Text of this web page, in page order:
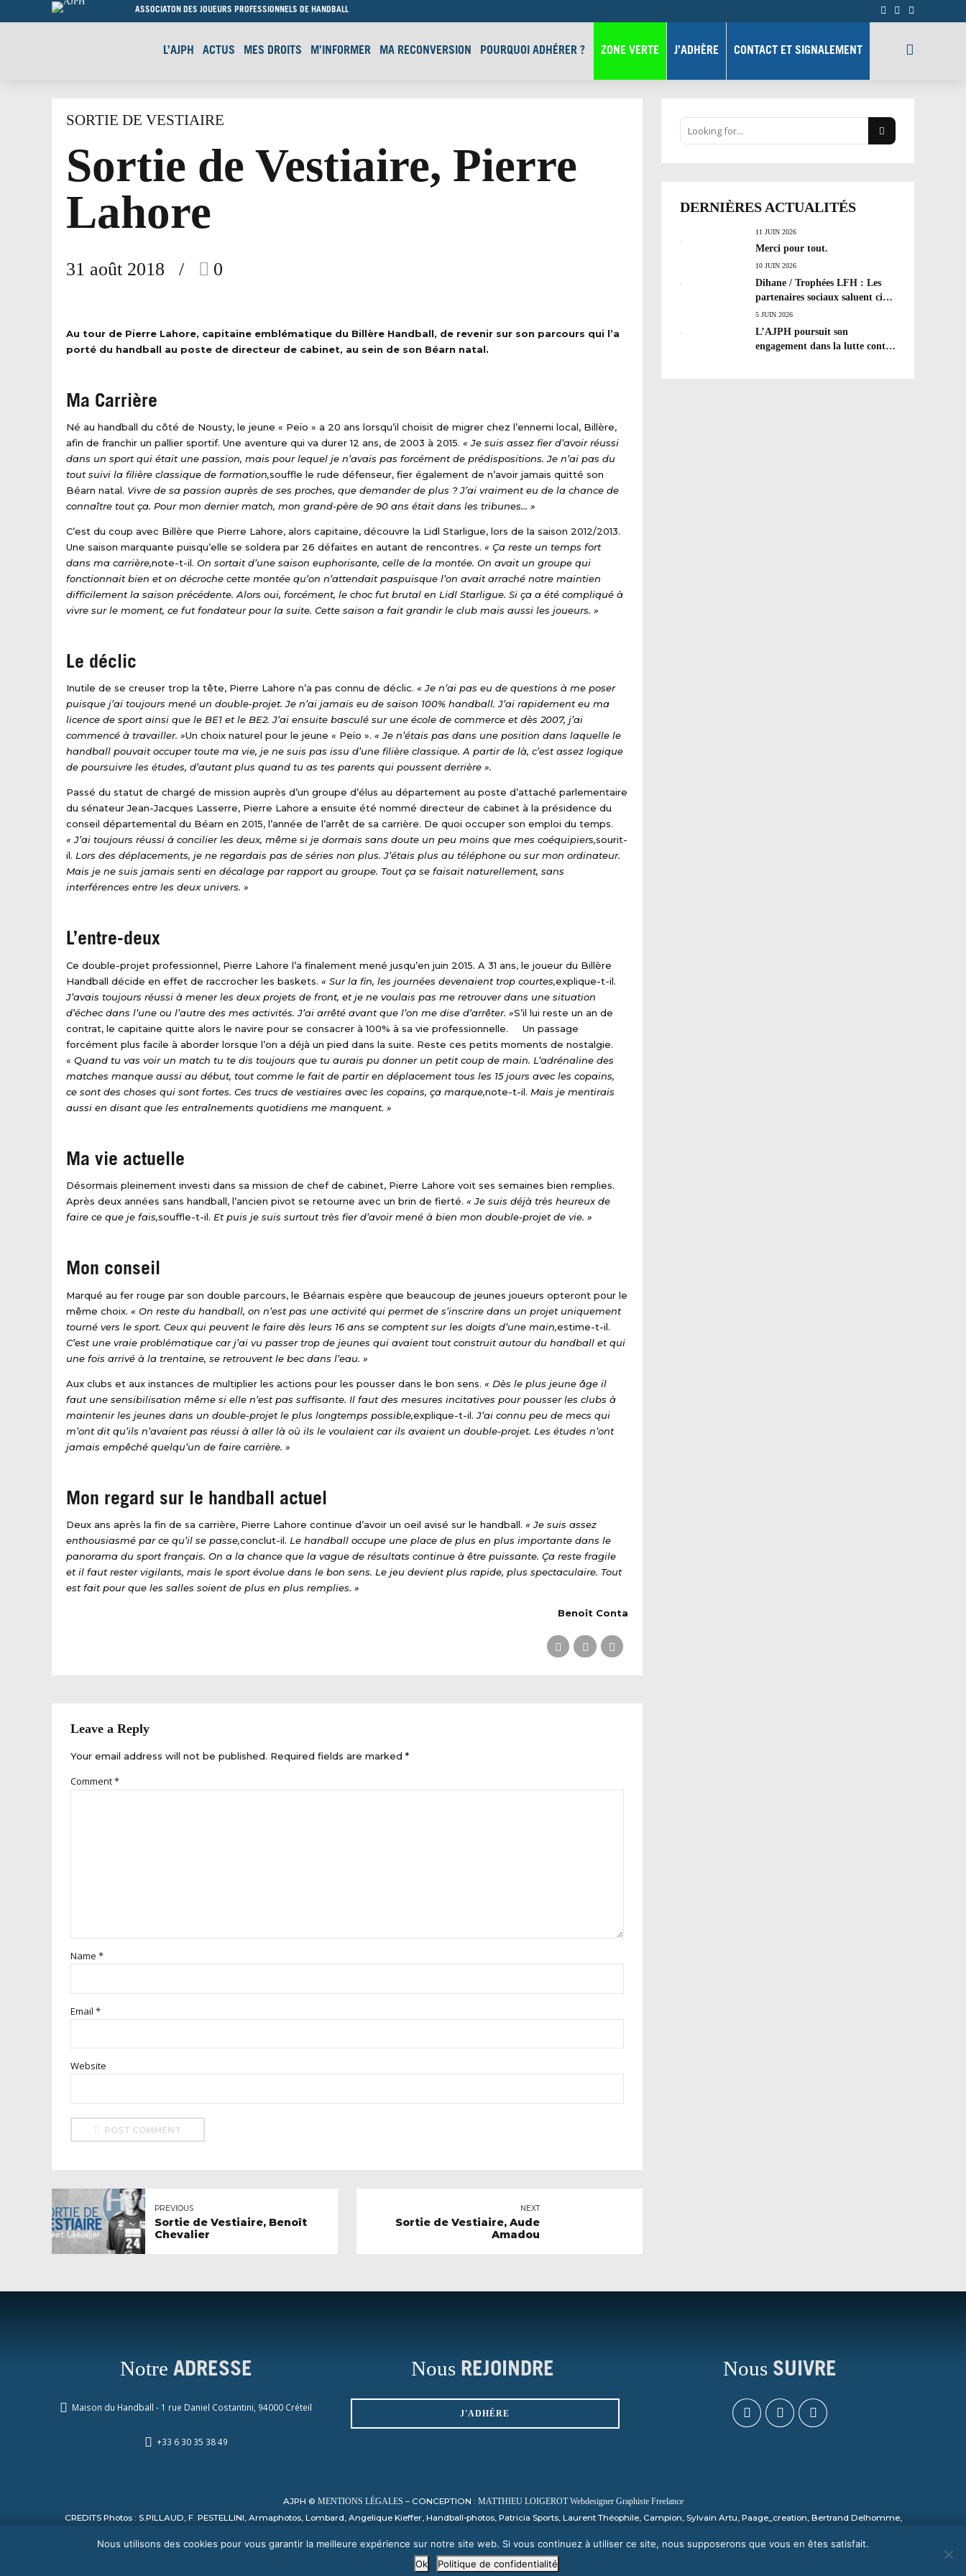
ASSOCIATON DES JOUEURS PROFESSIONNELS DE HANDBALL
L’AJPH ACTUS MES DROITS M’INFORMER MA RECONVERSION POURQUOI ADHÉRER ? ZONE VERTE J’ADHÈRE CONTACT ET SIGNALEMENT
SORTIE DE VESTIAIRE
Sortie de Vestiaire, Pierre
Lahore
31 août 2018 0
Au tour de Pierre Lahore, capitaine emblématique du Billère Handball, de revenir sur son parcours qui l’a
porté du handball au poste de directeur de cabinet, au sein de son Béarn natal.
Ma Carrière
Né au handball du côté de Nousty, le jeune « Peïo » a 20 ans lorsqu’il choisit de migrer chez l’ennemi local, Billère,
afin de franchir un pallier sportif. Une aventure qui va durer 12 ans, de 2003 à 2015. « Je suis assez fier d’avoir réussi
dans un sport qui était une passion, mais pour lequel je n’avais pas forcément de prédispositions. Je n’ai pas du
tout suivi la filière classique de formation,souffle le rude défenseur, fier également de n’avoir jamais quitté son
Béarn natal. Vivre de sa passion auprès de ses proches, que demander de plus ? J’ai vraiment eu de la chance de
connaître tout ça. Pour mon dernier match, mon grand-père de 90 ans était dans les tribunes… »
C’est du coup avec Billère que Pierre Lahore, alors capitaine, découvre la Lidl Starligue, lors de la saison 2012/2013.
Une saison marquante puisqu’elle se soldera par 26 défaites en autant de rencontres. « Ça reste un temps fort
dans ma carrière,note-t-il. On sortait d’une saison euphorisante, celle de la montée. On avait un groupe qui
fonctionnait bien et on décroche cette montée qu’on n’attendait paspuisque l’on avait arraché notre maintien
difficilement la saison précédente. Alors oui, forcément, le choc fut brutal en Lidl Starligue. Si ça a été compliqué à
vivre sur le moment, ce fut fondateur pour la suite. Cette saison a fait grandir le club mais aussi les joueurs. »
Le déclic
Inutile de se creuser trop la tête, Pierre Lahore n’a pas connu de déclic. « Je n’ai pas eu de questions à me poser
puisque j’ai toujours mené un double-projet. Je n’ai jamais eu de saison 100% handball. J’ai rapidement eu ma
licence de sport ainsi que le BE1 et le BE2. J’ai ensuite basculé sur une école de commerce et dès 2007, j’ai
commencé à travailler. »Un choix naturel pour le jeune « Peïo ». « Je n’étais pas dans une position dans laquelle le
handball pouvait occuper toute ma vie, je ne suis pas issu d’une filière classique. A partir de là, c’est assez logique
de poursuivre les études, d’autant plus quand tu as tes parents qui poussent derrière ».
Passé du statut de chargé de mission auprès d’un groupe d’élus au département au poste d’attaché parlementaire
du sénateur Jean-Jacques Lasserre, Pierre Lahore a ensuite été nommé directeur de cabinet à la présidence du
conseil départemental du Béarn en 2015, l’année de l’arrêt de sa carrière. De quoi occuper son emploi du temps.
« J’ai toujours réussi à concilier les deux, même si je dormais sans doute un peu moins que mes coéquipiers,sourit-
il. Lors des déplacements, je ne regardais pas de séries non plus. J’étais plus au téléphone ou sur mon ordinateur.
Mais je ne suis jamais senti en décalage par rapport au groupe. Tout ça se faisait naturellement, sans
interférences entre les deux univers. »
L’entre-deux
Ce double-projet professionnel, Pierre Lahore l’a finalement mené jusqu’en juin 2015. A 31 ans, le joueur du Billère
Handball décide en effet de raccrocher les baskets. « Sur la fin, les journées devenaient trop courtes,explique-t-il.
J’avais toujours réussi à mener les deux projets de front, et je ne voulais pas me retrouver dans une situation
d’échec dans l’une ou l’autre des mes activités. J’ai arrêté avant que l’on me dise d’arrêter. »S’il lui reste un an de
contrat, le capitaine quitte alors le navire pour se consacrer à 100% à sa vie professionnelle. Un passage
forcément plus facile à aborder lorsque l’on a déjà un pied dans la suite. Reste ces petits moments de nostalgie.
« Quand tu vas voir un match tu te dis toujours que tu aurais pu donner un petit coup de main. L’adrénaline des
matches manque aussi au début, tout comme le fait de partir en déplacement tous les 15 jours avec les copains,
ce sont des choses qui sont fortes. Ces trucs de vestiaires avec les copains, ça marque,note-t-il. Mais je mentirais
aussi en disant que les entraînements quotidiens me manquent. »
Ma vie actuelle
Désormais pleinement investi dans sa mission de chef de cabinet, Pierre Lahore voit ses semaines bien remplies.
Après deux années sans handball, l’ancien pivot se retourne avec un brin de fierté. « Je suis déjà très heureux de
faire ce que je fais,souffle-t-il. Et puis je suis surtout très fier d’avoir mené à bien mon double-projet de vie. »
Mon conseil
Marqué au fer rouge par son double parcours, le Béarnais espère que beaucoup de jeunes joueurs opteront pour le
même choix. « On reste du handball, on n’est pas une activité qui permet de s’inscrire dans un projet uniquement
tourné vers le sport. Ceux qui peuvent le faire dès leurs 16 ans se comptent sur les doigts d’une main,estime-t-il.
C’est une vraie problématique car j’ai vu passer trop de jeunes qui avaient tout construit autour du handball et qui
une fois arrivé à la trentaine, se retrouvent le bec dans l’eau. »
Aux clubs et aux instances de multiplier les actions pour les pousser dans le bon sens. « Dès le plus jeune âge il
faut une sensibilisation même si elle n’est pas suffisante. Il faut des mesures incitatives pour pousser les clubs à
maintenir les jeunes dans un double-projet le plus longtemps possible,explique-t-il.J’ai connu peu de mecs qui
m’ont dit qu’ils n’avaient pas réussi à aller là où ils le voulaient car ils avaient un double-projet. Les études n’ont
jamais empêché quelqu’un de faire carrière. »
Mon regard sur le handball actuel
Deux ans après la fin de sa carrière, Pierre Lahore continue d’avoir un oeil avisé sur le handball. « Je suis assez
enthousiasmé par ce qu’il se passe,conclut-il. Le handball occupe une place de plus en plus importante dans le
panorama du sport français. On a la chance que la vague de résultats continue à être puissante. Ça reste fragile
et il faut rester vigilants, mais le sport évolue dans le bon sens. Le jeu devient plus rapide, plus spectaculaire. Tout
est fait pour que les salles soient de plus en plus remplies. »
Benoît Conta
Leave a Reply
Your email address will not be published. Required fields are marked *
Comment*
Name *
Email *
Website
POST COMMENT
PREVIOUS
Sortie de Vestiaire, Benoît
Chevalier
NEXT
Sortie de Vestiaire, Aude
Amadou
DERNIÈRES ACTUALITÉS
11 JUIN 2026
Merci pour tout.
10 JUIN 2026
Dihane / Trophées LFH : Les
partenaires sociaux saluent cinq
années de progrès social et les
efforts à poursuivre !
5 JUIN 2026
L’AJPH poursuit son
engagement dans la lutte contre
Notre ADRESSE
Maison du Handball - 1 rue Daniel Costantini, 94000 Créteil
+33 6 30 35 38 49
Nous REJOINDRE
J'ADHÈRE
Nous SUIVRE
AJPH © MENTIONS LÉGALES – CONCEPTION : MATTHIEU LOIGEROT Webdesigner Graphiste Freelance
CREDITS Photos : S.PILLAUD, F. PESTELLINI, Armaphotos, Lombard, Angelique Kieffer, Handball-photos, Patricia Sports, Laurent Théophile, Campion, Sylvain Artu, Paage_creation, Bertrand Delhomme,
Nous utilisons des cookies pour vous garantir la meilleure expérience sur notre site web. Si vous continuez à utiliser ce site, nous supposerons que vous en êtes satisfait.
Ok
Politique de confidentialité